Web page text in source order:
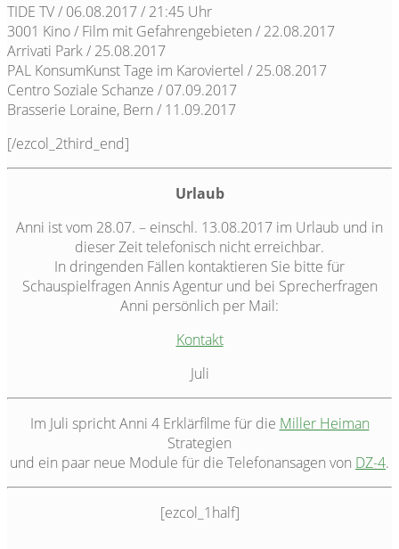
TIDE TV / 06.08.2017 / 21:45 Uhr
3001 Kino / Film mit Gefahrengebieten / 22.08.2017
Arrivati Park / 25.08.2017
PAL KonsumKunst Tage im Karoviertel / 25.08.2017
Centro Soziale Schanze / 07.09.2017
Brasserie Loraine, Bern / 11.09.2017
[/ezcol_2third_end]
Urlaub
Anni ist vom 28.07. – einschl. 13.08.2017 im Urlaub und in
dieser Zeit telefonisch nicht erreichbar.
In dringenden Fällen kontaktieren Sie bitte für
Schauspielfragen Annis Agentur und bei Sprecherfragen
Anni persönlich per Mail:
Kontakt
Juli
Im Juli spricht Anni 4 Erklärfilme für die Miller Heiman
Strategien
und ein paar neue Module für die Telefonansagen von DZ-4.
[ezcol_1half]